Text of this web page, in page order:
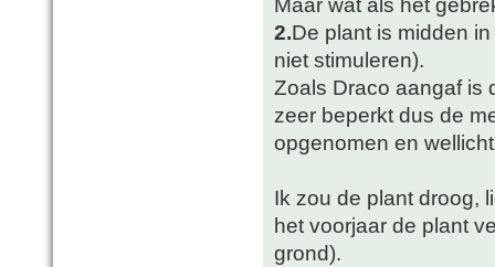
Maar wat als het
2.De plant is midden
niet stimuleren).
Zoals Draco aangaf is
zeer beperkt dus de
opgenomen en
Ik zou de plant droog,
het voorjaar de plant
grond).